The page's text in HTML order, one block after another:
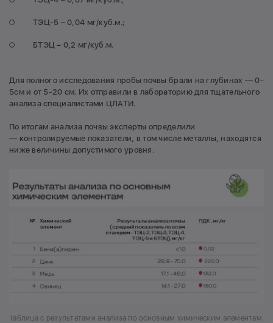
ТЭЦ-5 – 0,04 мг/куб.м.;
БТЭЦ – 0,2 мг/куб.м.
Для полного исследования пробы почвы брали на глубинах — 0-
5см и от 5-20 см. Их отправили в лабораторию для тщательного
анализа специалистами ЦЛАТИ.
По итогам анализа почвы эксперты определили
— контролируемые показатели, в том числе металлы, находятся
ниже величины допустимого уровня.
Таблица с результатами анализа по основным химическим элементам